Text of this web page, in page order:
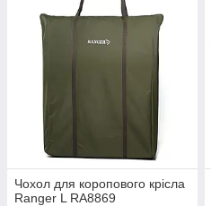
Чохол для коропового крісла
Ranger L RA8869